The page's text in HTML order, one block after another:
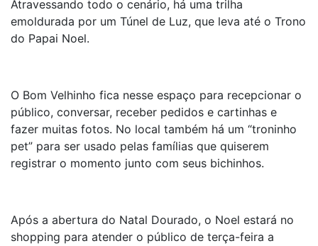
Atravessando todo o cenário, há uma trilha
emoldurada por um Túnel de Luz, que leva até o Trono
do Papai Noel.
O Bom Velhinho fica nesse espaço para recepcionar o
público, conversar, receber pedidos e cartinhas e
fazer muitas fotos. No local também há um “troninho
pet” para ser usado pelas famílias que quiserem
registrar o momento junto com seus bichinhos.
Após a abertura do Natal Dourado, o Noel estará no
shopping para atender o público de terça-feira a